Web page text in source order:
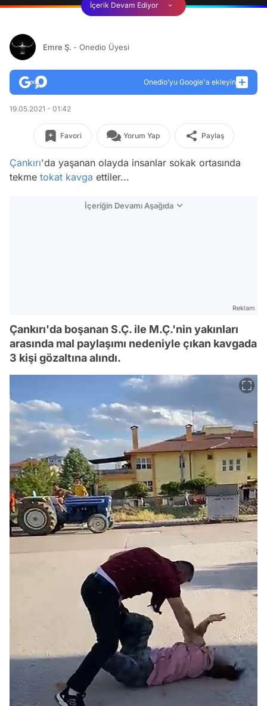
İçerik Devam Ediyor
Emre Ş. - Onedio Üyesi
Onedio’yu Google'a ekleyin
19.05.2021 - 01:42
Favori Yorum Yap Paylaş
Çankırı'da yaşanan olayda insanlar sokak ortasında
tekme tokat kavga ettiler...
İçeriğin Devamı Aşağıda
Reklam
Çankırı'da boşanan S.Ç. ile M.Ç.'nin yakınları
arasında mal paylaşımı nedeniyle çıkan kavgada
3 kişi gözaltına alındı.